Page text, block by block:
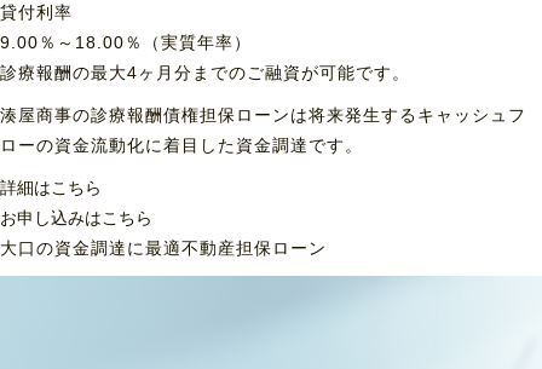
貸付利率
9.00％～18.00％（実質年率）
診療報酬の最大4ヶ月分までのご融資が可能です。
湊屋商事の診療報酬債権担保ローンは将来発生するキャッシュフ
ローの資金流動化に着目した資金調達です。
詳細はこちら
お申し込みはこちら
大口の資金調達に最適不動産担保ローン